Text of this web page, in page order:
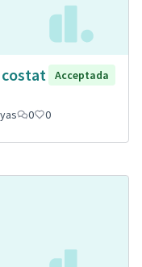
Acceptada
0 0